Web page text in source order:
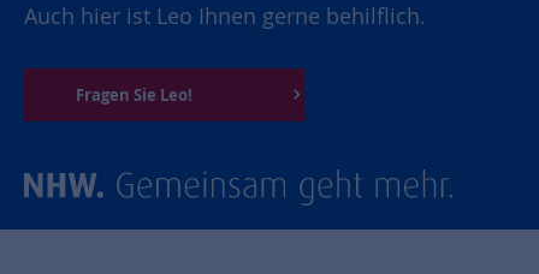
Auch hier ist Leo Ihnen gerne behilflich.
Fragen Sie Leo!